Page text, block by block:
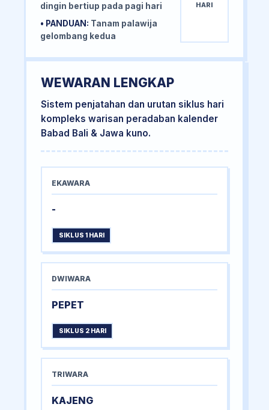
dingin bertiup pada pagi hari
• PANDUAN: Tanam palawija
gelombang kedua
HARI
WEWARAN LENGKAP
Sistem penjatahan dan urutan siklus hari
kompleks warisan peradaban kalender
Babad Bali & Jawa kuno.
EKAWARA
-
SIKLUS 1 HARI
DWIWARA
PEPET
SIKLUS 2 HARI
TRIWARA
KAJENG